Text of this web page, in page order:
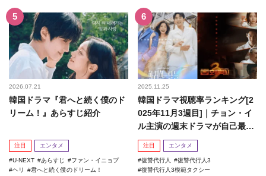
2026.07.21
韓国ドラマ『君へと続く僕のド
リーム！』あらすじ紹介
注目 エンタメ
U-NEXT あらすじ
ファン・イニョプ
ヘリ
君へと続く僕のドリーム！
2025.11.25
韓国ドラマ視聴率ランキング[2
025年11月3週目]｜チョン・イ
ル主演の週末ドラマが自己最高
記録を更新！
注目 エンタメ
復讐代行人
復讐代行人3
復讐代行人3模範タクシー